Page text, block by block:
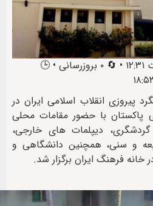
📅 انتشار: ۲۲ دلو ۱۴۰۲ ساعت ۱۲:۳۱ • 🔄 ۰ بروزرسانی • 🕒
پیروزی انقلاب اسلامی ایران در
پاکستان با حضور مقامات محلی
دیپلمات های خارجی،
و سنی، همچنین دانشگاهی و
فرهنگ ایران برگزار شد.